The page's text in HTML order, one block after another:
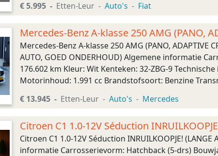
€ 5.995 Etten-Leur Auto's Fiat
Mercedes-Benz A-klasse 250 AMG (PANO,
TREKHAAK, XEN
Mercedes-Benz A-klasse 250 AMG (PANO, ADAPTIVE
AUTO, GOED ONDERHOUD) Algemene informatie
176.602 km Kleur: Wit Kenteken: 32-ZBG-9
Motorinhoud: 1.991 cc Brandstofsoort: Benzine
€ 13.945 Etten-Leur Auto's Mercedes
Citroen C1 1.0-12V Séduction
Citroen C1 1.0-12V Séduction INRUILKOOPJE!
informatie Carrosserievorm: Hatchback (5-drs)